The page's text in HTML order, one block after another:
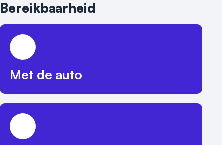
Bereikbaarheid
Met de auto